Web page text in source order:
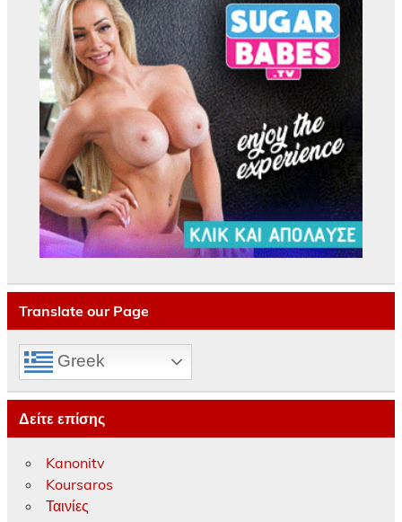
Translate our Page
Greek
Δείτε επίσης
Kanonitv
Koursaros
Ταινίες